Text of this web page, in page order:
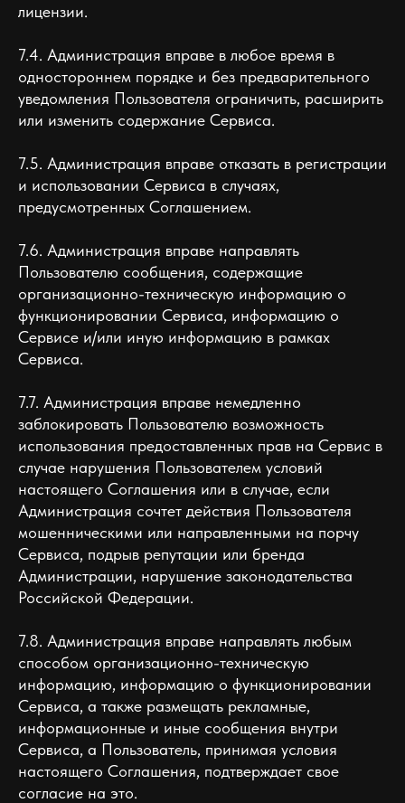
лицензии.
7.4. Администрация вправе в любое время в
одностороннем порядке и без предварительного
уведомления Пользователя ограничить, расширить
или изменить содержание Сервиса.
7.5. Администрация вправе отказать в регистрации
и использовании Сервиса в случаях,
предусмотренных Соглашением.
7.6. Администрация вправе направлять
Пользователю сообщения, содержащие
организационно-техническую информацию о
функционировании Сервиса, информацию о
Сервисе и/или иную информацию в рамках
Сервиса.
7.7. Администрация вправе немедленно
заблокировать Пользователю возможность
использования предоставленных прав на Сервис в
случае нарушения Пользователем условий
настоящего Соглашения или в случае, если
Администрация сочтет действия Пользователя
мошенническими или направленными на порчу
Сервиса, подрыв репутации или бренда
Администрации, нарушение законодательства
Российской Федерации.
7.8. Администрация вправе направлять любым
способом организационно-техническую
информацию, информацию о функционировании
Сервиса, а также размещать рекламные,
информационные и иные сообщения внутри
Сервиса, а Пользователь, принимая условия
настоящего Соглашения, подтверждает свое
согласие на это.